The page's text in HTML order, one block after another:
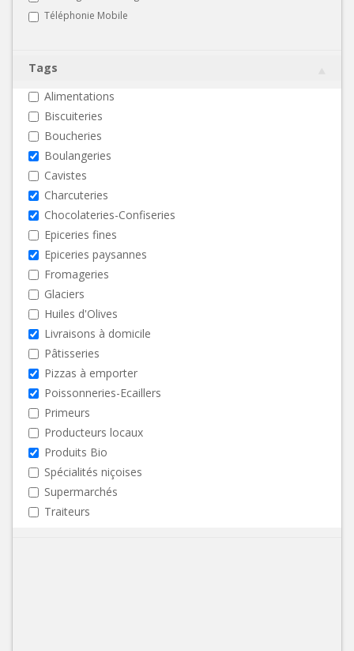
Téléphonie Mobile
Tags
Alimentations
Biscuiteries
Boucheries
Boulangeries
Cavistes
Charcuteries
Chocolateries-Confiseries
Epiceries fines
Epiceries paysannes
Fromageries
Glaciers
Huiles d'Olives
Livraisons à domicile
Pâtisseries
Pizzas à emporter
Poissonneries-Ecaillers
Primeurs
Producteurs locaux
Produits Bio
Spécialités niçoises
Supermarchés
Traiteurs